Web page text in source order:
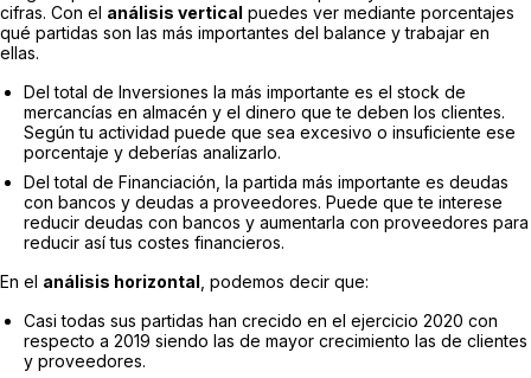
cifras. Con el análisis vertical puedes ver mediante porcentajes
qué partidas son las más importantes del balance y trabajar en
ellas.
Del total de Inversiones la más importante es el stock de
mercancías en almacén y el dinero que te deben los clientes.
Según tu actividad puede que sea excesivo o insuficiente ese
porcentaje y deberías analizarlo.
Del total de Financiación, la partida más importante es deudas
con bancos y deudas a proveedores. Puede que te interese
reducir deudas con bancos y aumentarla con proveedores para
reducir así tus costes financieros.
En el análisis horizontal , podemos decir que:
Casi todas sus partidas han crecido en el ejercicio 2020 con
respecto a 2019 siendo las de mayor crecimiento las de clientes
y proveedores.